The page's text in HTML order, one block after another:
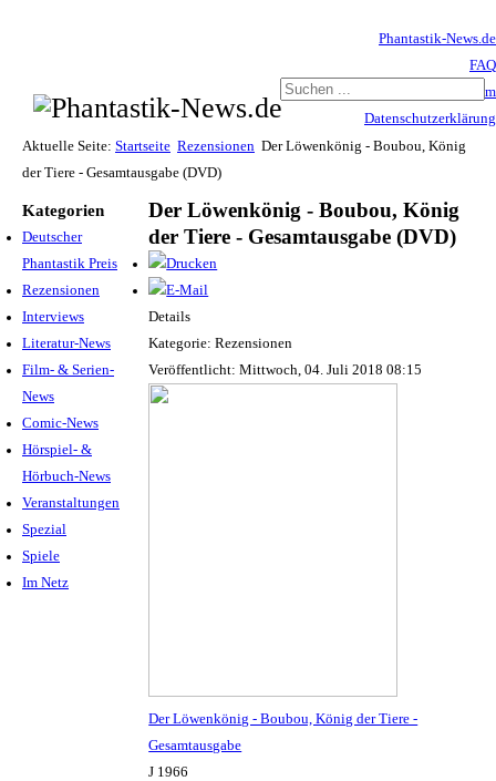
Phantastik-News.de
FAQ
Impressum
Datenschutzerklärung
Haftungsausschluss
Aktuelle Seite: Startseite Rezensionen Der Löwenkönig - Boubou, König
der Tiere - Gesamtausgabe (DVD)
Kategorien
Deutscher
Phantastik Preis
Rezensionen
Interviews
Literatur-News
Film- & Serien-
News
Comic-News
Hörspiel- &
Hörbuch-News
Veranstaltungen
Spezial
Spiele
Im Netz
Der Löwenkönig - Boubou, König
der Tiere - Gesamtausgabe (DVD)
Details
Kategorie: Rezensionen
Veröffentlicht: Mittwoch, 04. Juli 2018 08:15
Der Löwenkönig - Boubou, König der Tiere -
Gesamtausgabe
J 1966